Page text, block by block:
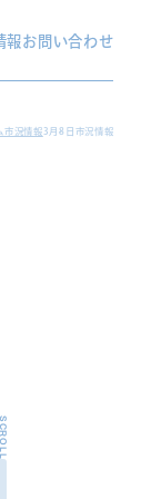
報お問い合わせ
市況情報 3月8日市況情報
SCROLL